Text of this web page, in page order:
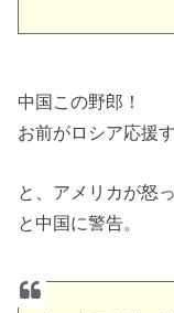
中国この野郎！
お前がロシア応援
と、アメリカが怒
と中国に警告。